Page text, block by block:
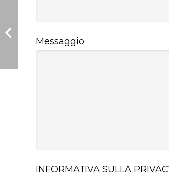
Messaggio
INFORMATIVA SULLA